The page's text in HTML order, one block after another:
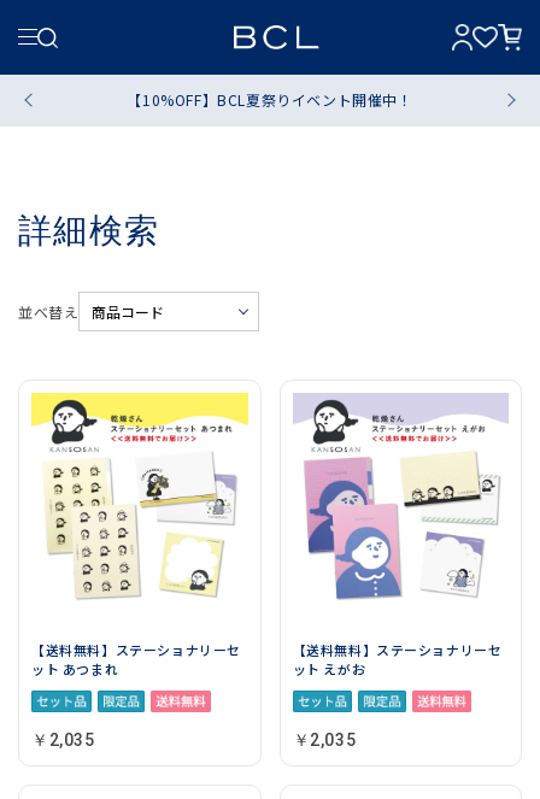
【10%OFF】BCL夏祭りイベント開催中！
詳細検索
並べ替え
【送料無料】ステーショナリーセ
ット あつまれ
￥2,035
【送料無料】ステーショナリーセ
ット えがお
￥2,035